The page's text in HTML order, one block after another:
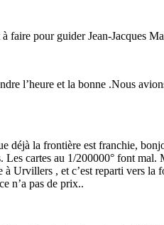
pour guider Jean-Jacques
l’heure et la bonne .Nous
déjà la frontière est franchie,
Les cartes au 1/200000° font
Urvillers , et c’est reparti vers
n’a pas de prix..